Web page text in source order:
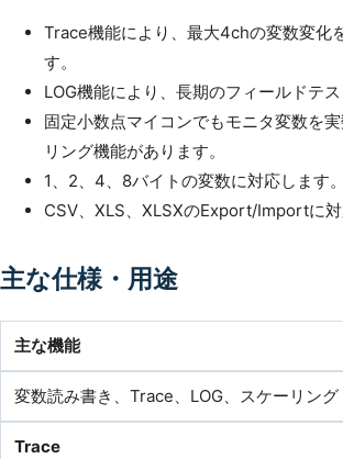
Trace機能により、最大4chの変数変化
す。
LOG機能により、長期のフィールドテス
固定小数点マイコンでもモニタ変数を
リング機能があります。
1、2、4、8バイトの変数に対応します。
CSV、XLS、XLSXのExport/Importに対
主な仕様・用途
主な機能
変数読み書き、Trace、LOG、スケーリング
Trace